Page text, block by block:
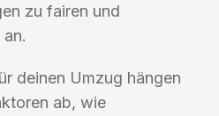
zu fairen und
deinen Umzug hängen
ab, wie